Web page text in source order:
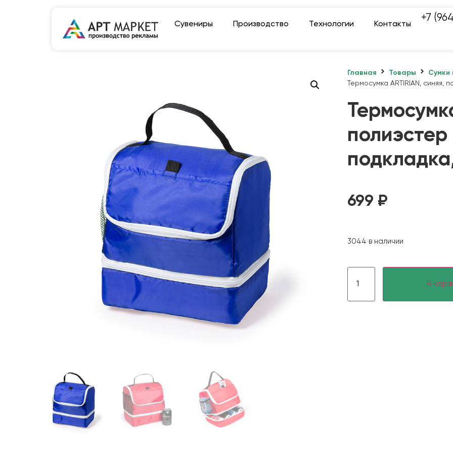
Сувениры Производство Технологии Контакты
+7
Главная Товары
Сумки
Термосумка ARTIRIAN, синяя,
699 ₽
3044 в наличии
В